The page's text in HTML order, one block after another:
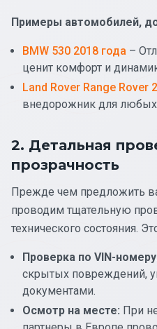
Примеры автомобилей,
BMW 530 2018 года –
ценит комфорт и
Land Rover Range Rover
внедорожник для
2. Детальная
прозрачность
Прежде чем предложить
проводим тщательную
технического состояния.
Проверка по VIN-
скрытых повреждений,
документами.
Осмотр на месте: При